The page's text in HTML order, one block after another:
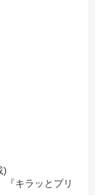
)
『キラッとプリ